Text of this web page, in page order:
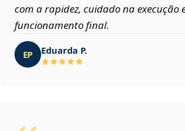
com a rapidez, cuidado na execução
funcionamento final.
EP Eduarda P.